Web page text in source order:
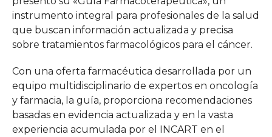
instrumento integral para profesionales de la salud
que buscan información actualizada y precisa
sobre tratamientos farmacológicos para el cáncer.
Con una oferta farmacéutica desarrollada por un
equipo multidisciplinario de expertos en oncología
y farmacia, la guía, proporciona recomendaciones
basadas en evidencia actualizada y en la vasta
experiencia acumulada por el INCART en el